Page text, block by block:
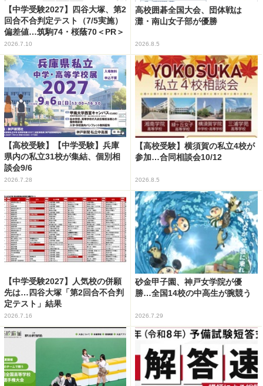
【中学受験2027】四谷大塚、第2
回合不合判定テスト（7/5実施）
偏差値…筑駒74・桜蔭70＜PR＞
2026.7.10
高校囲碁全国大会、団体戦は
灘・南山女子部が優勝
2026.8.5
【高校受験】【中学受験】兵庫
県内の私立31校が集結、個別相
談会9/6
2026.7.28
【高校受験】横須賀の私立4校が
参加…合同相談会10/12
2026.8.5
【中学受験2027】人気校の併願
先は…四谷大塚「第2回合不合判
定テスト」結果
2026.7.16
砂金甲子園、神戸女学院が優
勝…全国14校の中高生が腕競う
2026.7.29